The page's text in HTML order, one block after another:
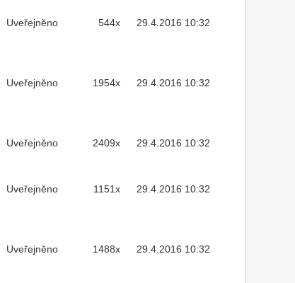
Uveřejněno 544x 29.4.2016 10:32
Uveřejněno 1954x 29.4.2016 10:32
Uveřejněno 2409x 29.4.2016 10:32
Uveřejněno 1151x 29.4.2016 10:32
Uveřejněno 1488x 29.4.2016 10:32